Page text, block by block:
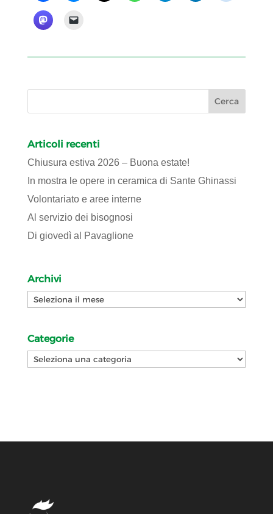
Articoli recenti
Chiusura estiva 2026 – Buona estate!
In mostra le opere in ceramica di Sante Ghinassi
Volontariato e aree interne
Al servizio dei bisognosi
Di giovedì al Pavaglione
Archivi
Archivi
Categorie
Categorie